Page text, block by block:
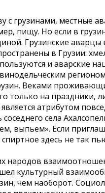
с грузинами, местные
пищу. Но если в
Грузинские
в Грузии:
и аварские
Веками
только на праздники,
атрибутом
села
выпьем». Если
здесь не так
народов
культурный
чем наоборот.